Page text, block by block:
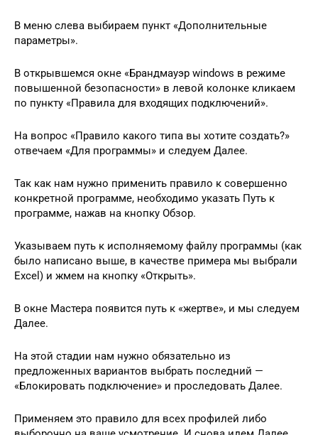
В меню слева выбираем пункт «Дополнительные
параметры».
В открывшемся окне «Брандмауэр windows в режиме
повышенной безопасности» в левой колонке кликаем
по пункту «Правила для входящих подключений».
На вопрос «Правило какого типа вы хотите создать?»
отвечаем «Для программы» и следуем Далее.
Так как нам нужно применить правило к совершенно
конкретной программе, необходимо указать Путь к
программе, нажав на кнопку Обзор.
Указываем путь к исполняемому файлу программы (как
было написано выше, в качестве примера мы выбрали
Excel) и жмем на кнопку «Открыть».
В окне Мастера появится путь к «жертве», и мы следуем
Далее.
На этой стадии нам нужно обязательно из
предложенных вариантов выбрать последний —
«Блокировать подключение» и проследовать Далее.
Применяем это правило для всех профилей либо